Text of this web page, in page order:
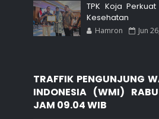
TPK Koja
Kesehatan
Hamron Jun
TRAFFIK PENGUNJUNG
INDONESIA (WMI)
JAM 09.04 WIB